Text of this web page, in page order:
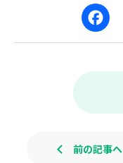
e
k
前の記事へ